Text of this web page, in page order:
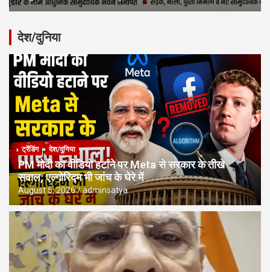
देश/दुनिया
ट्रेंडिंग देश/दुनिया
PM मोदी का वीडियो हटाने पर Meta से सरकार के तीखे
सवाल, एल्गोरिद्म भी जांच के घेरे में
August 5, 2026 adminsatya